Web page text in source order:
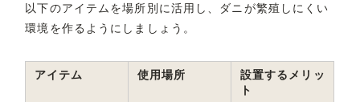
以下のアイテムを場所別に活用し、ダニが繁殖しにくい
環境を作るようにしましょう。
アイテム 使用場所
設置するメリッ
ト